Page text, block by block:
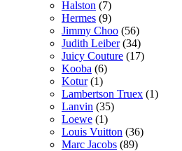
Halston (7)
Hermes (9)
Jimmy Choo (56)
Judith Leiber(34)
Juicy Couture (17)
Kooba (6)
Kotur(1)
Lambertson Truex (1)
Lanvin (35)
Loewe (1)
Louis Vuitton (36)
Marc Jacobs (89)